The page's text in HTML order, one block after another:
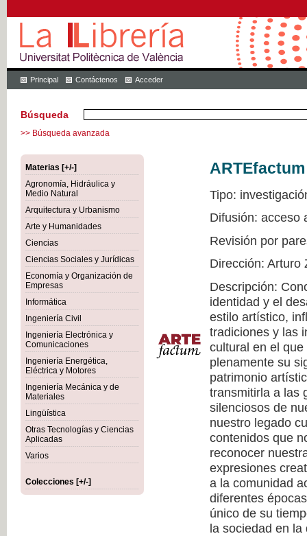
Principal Contáctenos Acceder
Búsqueda
>> Búsqueda avanzada
Materias [+/-]
Agronomía, Hidráulica y
Medio Natural
Arquitectura y Urbanismo
Arte y Humanidades
Ciencias
Ciencias Sociales y Jurídicas
Economía y Organización de
Empresas
Informática
Ingeniería Civil
Ingeniería Electrónica y
Comunicaciones
Ingeniería Energética,
Eléctrica y Motores
Ingeniería Mecánica y de
Materiales
Lingüística
Otras Tecnologías y Ciencias
Aplicadas
Varios
Colecciones [+/-]
ARTEfactum
Tipo:
Difusión: acceso
Revisión por
Dirección: Arturo
Descripción:
identidad y el
estilo artístico,
tradiciones y las
cultural en el
plenamente su
patrimonio
transmitirla a las
silenciosos de
nuestro legado
contenidos que
reconocer
expresiones
a la comunidad
diferentes
único de su
la sociedad en la